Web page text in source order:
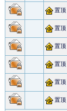
置顶
置顶
置顶
置顶
置顶
置顶